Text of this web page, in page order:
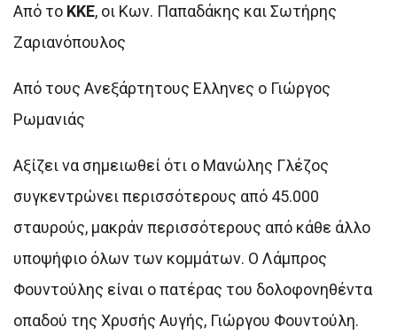
Από το ΚΚΕ, οι Κων. Παπαδάκης και Σωτήρης
Ζαριανόπουλος
Από τους Ανεξάρτητους Ελληνες ο Γιώργος
Ρωμανιάς
Αξίζει να σημειωθεί ότι ο Μανώλης Γλέζος
συγκεντρώνει περισσότερους από 45.000
σταυρούς, μακράν περισσότερους από κάθε άλλο
υποψήφιο όλων των κομμάτων. Ο Λάμπρος
Φουντούλης είναι ο πατέρας του δολοφονηθέντα
οπαδού της Χρυσής Αυγής, Γιώργου Φουντούλη.